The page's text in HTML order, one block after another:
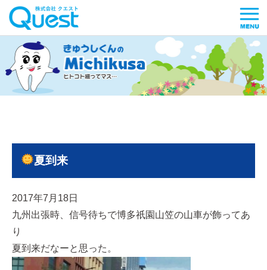
夏到来
2017年7月18日
九州出張時、信号待ちで博多祇園山笠の山車が飾ってあ
り
夏到来だなーと思った。